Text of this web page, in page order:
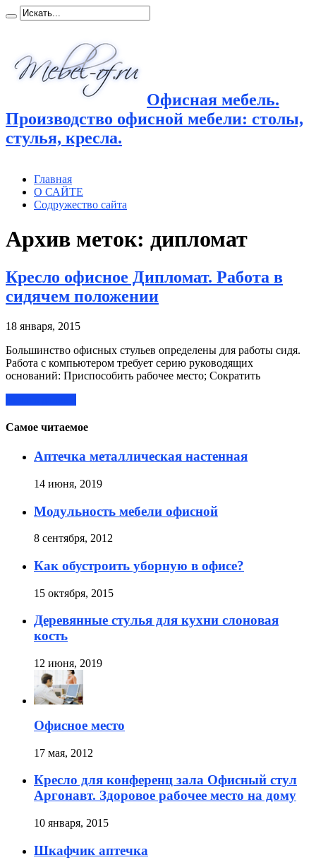
Офисная мебель.
Производство офисной мебели: столы,
стулья, кресла.
Главная
О САЙТЕ
Содружество сайта
Архив меток: дипломат
Кресло офисное Дипломат. Работа в
сидячем положении
18 января, 2015
Большинство офисных стульев определены для работы сидя.
Работа с компьютером требует серию руководящих
оснований: Приспособить рабочее место; Сократить
Самое читаемое
Аптечка металлическая настенная
14 июня, 2019
Модульность мебели офисной
8 сентября, 2012
Как обустроить уборную в офисе?
15 октября, 2015
Деревянные стулья для кухни слоновая
кость
12 июня, 2019
Офисное место
17 мая, 2012
Кресло для конференц зала Офисный стул
Аргонавт. Здоровое рабочее место на дому
10 января, 2015
Шкафчик аптечка